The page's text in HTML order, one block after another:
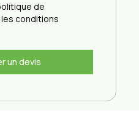
de
conditions
un devis